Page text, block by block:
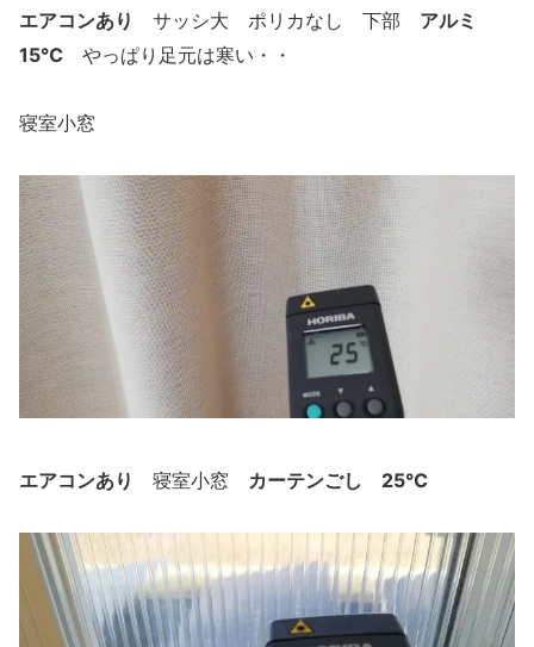
エアコンあり サッシ大 ポリカなし 下部 アルミ
15℃ やっぱり足元は寒い・・
寝室小窓
エアコンあり 寝室小窓 カーテンごし 25℃